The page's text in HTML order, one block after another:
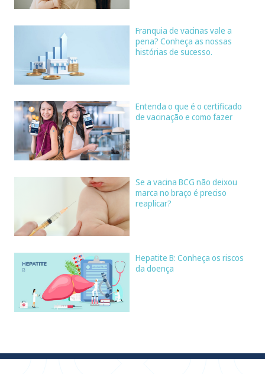
Franquia de vacinas vale a
pena? Conheça as nossas
histórias de sucesso.
Entenda o que é o certificado
de vacinação e como fazer
Se a vacina BCG não deixou
marca no braço é preciso
reaplicar?
Hepatite B: Conheça os riscos
da doença